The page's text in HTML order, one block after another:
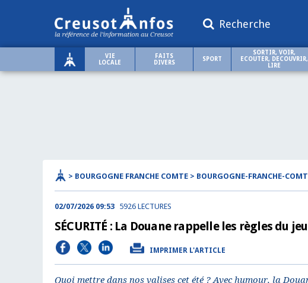
Recherche
VIE
LOCALE
FAITS
DIVERS
SPORT
SORTIR, VOIR,
ECOUTER, DECOUVRIR,
LIRE
> BOURGOGNE FRANCHE COMTE > BOURGOGNE-FRANCHE-
02/07/2026 09:53 5926 LECTURES
SÉCURITÉ : La Douane rappelle les règles du
IMPRIMER L'ARTICLE
Quoi mettre dans nos valises cet été ? Avec humour, la